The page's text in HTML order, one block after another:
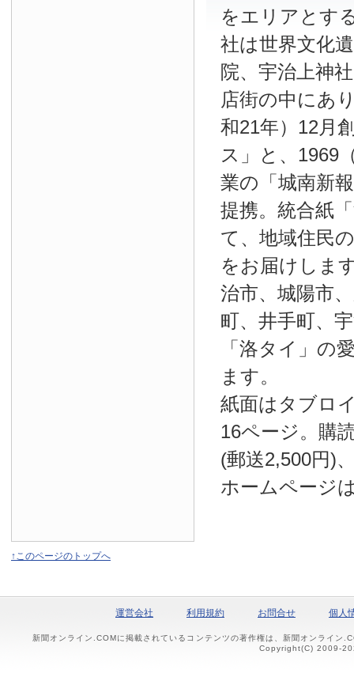
をエリアとす
社は世界文化
院、宇治上神
店街の中にあ
和21年）12月
ス」と、1969
業の「城南新
提携。統合紙
て、地域住民
をお届けしま
治市、城陽市
町、井手町、
「洛タイ」の
ます。
紙面はタブロ
16ページ。購
(郵送2,500円)
ホームページ
↑このページのトップへ
運営会社 利用規約 お問合せ 個人
新聞オンライン.COMに掲載されているコンテンツの著作権は、新聞オンライン
Copyright(C) 2009-